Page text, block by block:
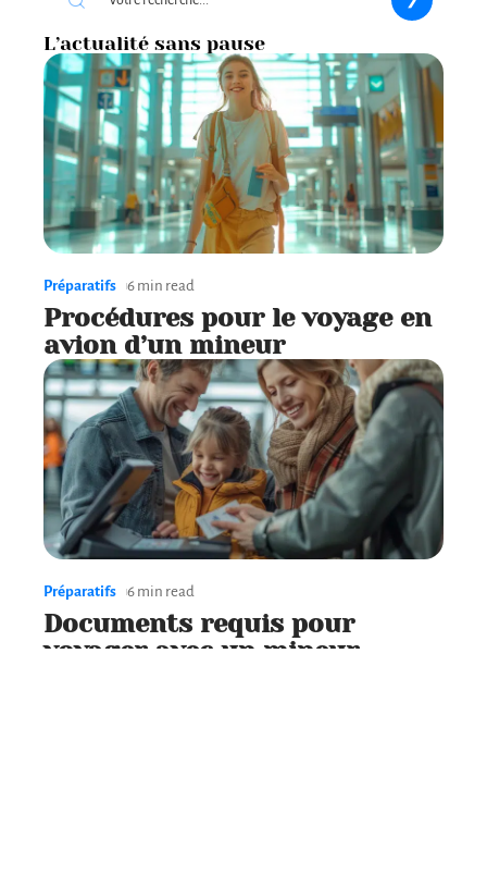
L’actualité sans pause
Préparatifs 6 min read
Procédures pour le voyage en
avion d’un mineur
Préparatifs 6 min read
Documents requis pour
voyager avec un mineur